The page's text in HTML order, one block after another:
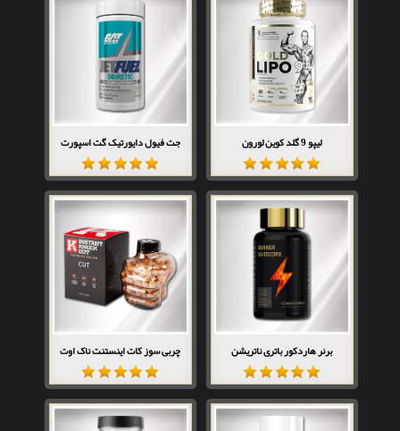
لیپو 9 گلد کوین لورون جت فیول دایورتیک گت اسپورت
برنر هاردکور باتری ناتریشن چربی سوز کات اینستنت ناک اوت